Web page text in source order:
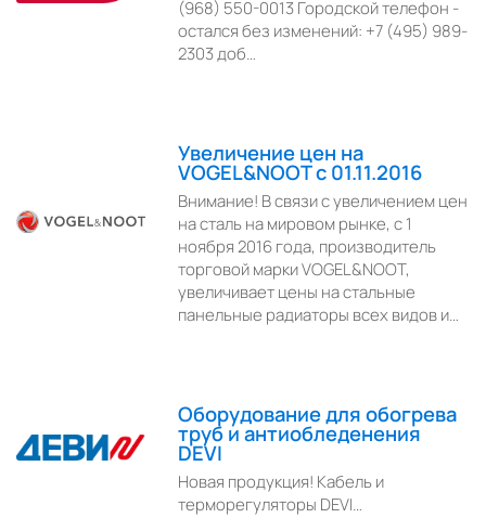
(968) 550-0013 Городской телефон -
остался без изменений: +7 (495) 989-
2303 доб…
Увеличение цен на
VOGEL&NOOT с 01.11.2016
Внимание! В связи с увеличением цен
на сталь на мировом рынке, с 1
ноября 2016 года, производитель
торговой марки VOGEL&NOOT,
увеличивает цены на стальные
панельные радиаторы всех видов и…
Оборудование для обогрева
труб и антиобледенения
DEVI
Новая продукция! Кабель и
терморегуляторы DEVI…